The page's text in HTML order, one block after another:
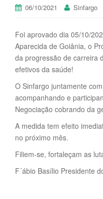
06/10/2021 Sinfargo
Foi aprovado dia 05/10/
Aparecida de Goiânia, o
da progressão de carreira
efetivos da saúde!
O Sinfargo juntamente
acompanhando e
Negociação cobrando da
A medida tem efeito
no próximo mês.
Filiem-se, fortaleçam as
F´ábio Basílio Presidente